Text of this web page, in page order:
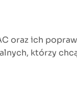
oraz ich
którzy